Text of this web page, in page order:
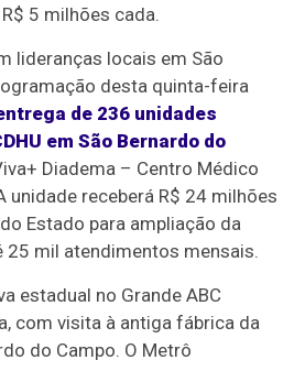
5 milhões cada.
lideranças locais em São
desta quinta-feira
de 236 unidades
em São Bernardo do
Diadema – Centro Médico
unidade receberá R$ 24 milhões
Estado para ampliação da
25 mil atendimentos mensais.
estadual no Grande ABC
com visita à antiga fábrica da
do Campo. O Metrô